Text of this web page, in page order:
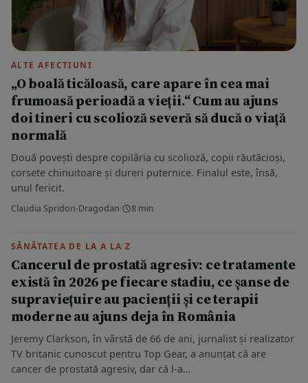
ALTE AFECTIUNI
„O boală ticăloasă, care apare în cea mai
frumoasă perioadă a vieții.“ Cum au ajuns
doi tineri cu scolioză severă să ducă o viață
normală
Două povești despre copilăria cu scolioză, copii răutăcioși,
corsete chinuitoare și dureri puternice. Finalul este, însă,
unul fericit.
Claudia Spridon-Dragodan· 8 min
SĂNĂTATEA DE LA A LA Z
Cancerul de prostată agresiv: ce tratamente
există în 2026 pe fiecare stadiu, ce șanse de
supraviețuire au pacienții și ce terapii
moderne au ajuns deja în România
Jeremy Clarkson, în vârstă de 66 de ani, jurnalist și realizator
TV britanic cunoscut pentru Top Gear, a anunțat că are
cancer de prostată agresiv, dar că l-a…